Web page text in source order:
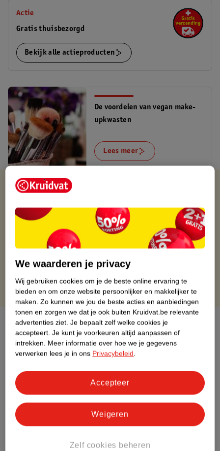
Actie
Gratis thuisbezorgd
Bekijk alle actieproducten
De voordelen van vegan make-
upkwasten
Lees meer
Kruidvat is altijd voordelig
Gratis ophalen in de winkel
Op werkdagen voor 22:00 uur besteld, volgende dag in huis
Gratis thuisbezorgd vanaf 50.00
Gratis retourneren binnen 30 dagen
Gratis punten met je Kruidvat kaart
Over dit product
Productinformatie
Etiketinformatie
Nature Impact Score
Dit product heeft (nog) geen Nature
Impact Score.
We waarderen je privacy
Wij gebruiken cookies om je de beste online ervaring te
bieden en om onze website persoonlijker en makkelijker te
maken. Zo kunnen we jou de beste acties en aanbiedingen
tonen en zorgen we dat je ook buiten Kruidvat.be relevante
advertenties ziet. Je bepaalt zelf welke cookies je
accepteert. Je kunt je voorkeuren altijd aanpassen of
intrekken. Meer informatie over hoe we je gegevens
verwerken lees je in ons Privacybeleid.
Zelf cookies beheren
Weigeren
Accepteer